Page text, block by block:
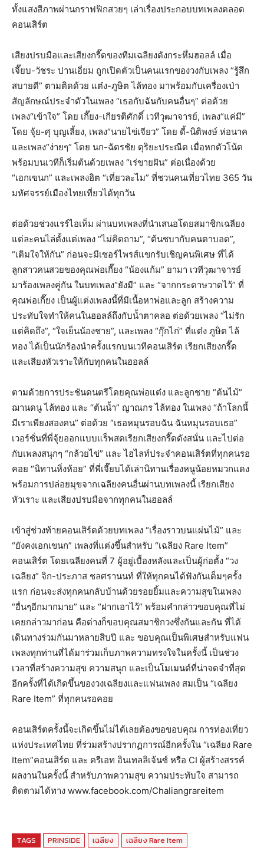
ทั้งแสงสีภาพผ่านกราฟฟิกสวยๆ เล่าเรื่องประกอบบทเพลงตลอด
คอนเสิร์ต
เสียงปรบมือและเสียงกรี๊ดของทีมเฉลียงดังกระหึ่มฮอลล์ เมื่อ
เจี๊ยบ-วัชระ ปานเอี่ยม ถูกเปิดตัวเป็นคนแรกของวงกับเพลง “รู้สึก
สบายดี” ตามติดด้วย แต๋ง-ภูษิต ไล้ทอง มาพร้อมกับเครื่องเป่า
สัญลักษณ์ประจำตัวในเพลง “เธอกับฉันกับคนอื่นๆ” ต่อด้วย
เพลง“เข้าใจ” โดย เกี๊ยง-เกียรติศักดิ์ เวทีวุฒาจารย์, เพลง“แค่มี”
โดย จุ้ย-ศุ บุญเลี้ยง, เพลง“นายไข่เจียว” โดย ดี้-นิติพงษ์ ห่อนาค
และเพลง“ง่ายๆ” โดย นก-ฉัตรชัย ดุริยะประณีต เมื่อหกตัวโน้ต
พร้อมบนเวทีก็เริ่มต้นด้วยเพลง “เร่ขายฝัน” ต่อเนื่องด้วย
“เอกเขนก” และเพลงฮิต “เที่ยวละไม” ที่ชวนคนเที่ยวไทย 365 วัน
มหัศจรรย์เมืองไทยเที่ยวได้ทุกวัน
ต่อด้วยช่วงแรร์ไอเท็ม ผ่านบทเพลงที่นำเสนอโดยสมาชิกเฉลียง
แต่ละคนไล่ตั้งแต่เพลง “ไม่คิดถาม”, “ต้นชบากับคนตาบอด”,
“เติมใจให้กัน” ก่อนจะมีเซอร์ไพรส์แขกรับเชิญคนพิเศษ ที่ได้
ลูกสาวคนสวยของคุณพ่อเกี๊ยง “น้องแก้ม” ยามา เวทีวุฒาจารย์
มาร้องเพลงคู่กัน ในบทเพลง“ยังมี” และ “จากกระดาษวาดไว้” ที่
คุณพ่อเกี๊ยง เป็นผู้แต่งเพลงนี้ที่มีเนื้อหาพ่อและลูก สร้างความ
ประทับใจทำให้คนในฮอลล์ถึงกับน้ำตาคลอ ต่อด้วยเพลง “ไม่รัก
แต่คิดถึง”, “ใจเย็นน้องชาย”, และเพลง “กุ๊กไก่” ที่แต๋ง ภูษิต ไล้
ทอง ได้เป็นนักร้องนำครั้งแรกบนเวทีคอนเสิร์ต เรียกเสียงกรี๊ด
และเสียงหัวเราะให้กับทุกคนในฮอลล์
ตามด้วยการประชันดนตรีโดยคุณพ่อแต๋ง และลูกชาย “ต้นไม้”
ฌานดนู ไล้ทอง และ “ต้นน้ำ” ญาณกร ไล้ทอง ในเพลง “ถ้าโลกนี้
มีเราเพียงสองคน” ต่อด้วย “เธอหมุนรอบฉัน ฉันหมุนรอบเธอ”
เวอร์ชั่นที่พี่จุ้ยออกแบบแร็พสดเรียกเสียงกรี๊ดดังสนั่น และไปต่อ
กับเพลงสนุกๆ “กล้วยไข่” และ ไฮไลท์ประจำคอนเสิร์ตที่ทุกคนรอ
คอย “นิทานหิ่งห้อย” ที่พี่เจี๊ยบได้เล่านิทานเรื่องหนูน้อยหมวกแดง
พร้อมการปล่อยมุขจากเฉลียงคนอื่นผ่านบทเพลงนี้ เรียกเสียง
หัวเราะ และเสียงปรบมือจากทุกคนในฮอลล์
เข้าสู่ช่วงท้ายคอนเสิร์ตด้วยบทเพลง “เรื่องราวบนแผ่นไม้” และ
“ยังคงเอกเขนก” เพลงที่แต่งขึ้นสำหรับ “เฉลียง Rare Item”
คอนเสิร์ต โดยเฉลียงคนที่ 7 ผู้อยู่เบื้องหลังและเป็นผู้ก่อตั้ง “วง
เฉลียง” จิก-ประภาส ชลศรานนท์ ที่ให้ทุกคนได้ฟังกันเต็มๆครั้ง
แรก ก่อนจะส่งทุกคนกลับบ้านด้วยรอยยิ้มและความสุขในเพลง
“อื่นๆอีกมากมาย” และ “ฝากเอาไว้” พร้อมคำกล่าวขอบคุณที่ไม่
เคยกล่าวมาก่อน คือต่างก็ขอบคุณสมาชิกวงซึ่งกันและกัน ที่ได้
เดินทางร่วมกันมาหลายสิบปี และ ขอบคุณเป็นพิเศษสำหรับแฟน
เพลงทุกท่านที่ได้มาร่วมเก็บภาพความทรงใจในครั้งนี้ เป็นช่วง
เวลาที่สร้างความสุข ความสนุก และเป็นโมเมนต์ที่น่าจดจำที่สุด
อีกครั้งที่ได้เกิดขึ้นของวงเฉลียงและแฟนเพลง สมเป็น “เฉลียง
Rare Item” ที่ทุกคนรอคอย
คอนเสิร์ตครั้งนี้จะเกิดขึ้นไม่ได้เลยต้องขอขอบคุณ การท่องเที่ยว
แห่งประเทศไทย ที่ร่วมสร้างปรากฏการณ์อีกครั้งใน “เฉลียง Rare
Item”คอนเสิร์ต และ ครีเอท อินเทลลิเจ้นซ์ หรือ CI ผู้สร้างสรรค์
ผลงานในครั้งนี้ สำหรับภาพความสุข ความประทับใจ สามารถ
ติดตามได้ทาง www.facebook.com/Chaliangrareitem
TAGS PRINSIDE เฉลียง เฉลียง Rare Item